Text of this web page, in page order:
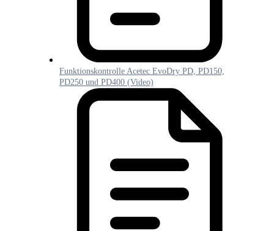
Funktionskontrolle Acetec EvoDry PD, PD150,
PD250 und PD400 (Video)